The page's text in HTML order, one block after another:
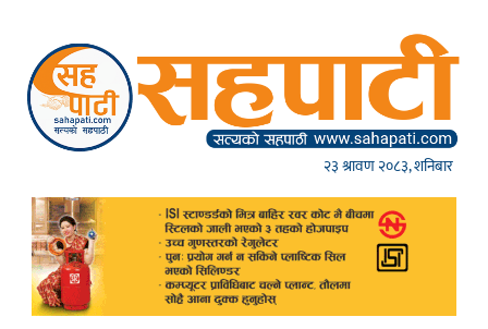
२३ श्रावण २०८३, शनिबार